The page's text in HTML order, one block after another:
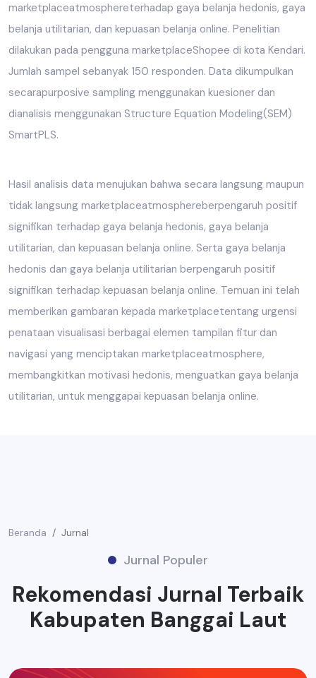
marketplaceatmosphereterhadap gaya belanja hedonis, gaya
belanja utilitarian, dan kepuasan belanja online. Penelitian
dilakukan pada pengguna marketplaceShopee di kota Kendari.
Jumlah sampel sebanyak 150 responden. Data dikumpulkan
secarapurposive sampling menggunakan kuesioner dan
dianalisis menggunakan Structure Equation Modeling(SEM)
SmartPLS.
Hasil analisis data menujukan bahwa secara langsung maupun
tidak langsung marketplaceatmosphereberpengaruh positif
signifikan terhadap gaya belanja hedonis, gaya belanja
utilitarian, dan kepuasan belanja online. Serta gaya belanja
hedonis dan gaya belanja utilitarian berpengaruh positif
signifikan terhadap kepuasan belanja online. Temuan ini telah
memberikan gambaran kepada marketplacetentang urgensi
penataan visualisasi berbagai elemen tampilan fitur dan
navigasi yang menciptakan marketplaceatmosphere,
membangkitkan motivasi hedonis, menguatkan gaya belanja
utilitarian, untuk menggapai kepuasan belanja online.
Beranda Jurnal
Jurnal Populer
Rekomendasi Jurnal Terbaik
Kabupaten Banggai Laut